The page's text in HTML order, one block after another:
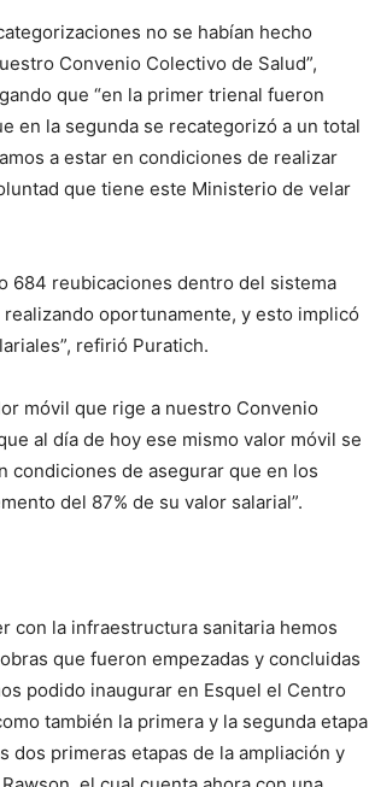
no se habían hecho
Convenio Colectivo de Salud”,
que “en la primer trienal fueron
en la segunda se recategorizó a un total
a estar en condiciones de realizar
que tiene este Ministerio de velar
684 reubicaciones dentro del sistema
oportunamente, y esto implicó
refirió Puratich.
móvil que rige a nuestro Convenio
al día de hoy ese mismo valor móvil se
condiciones de asegurar que en los
del 87% de su valor salarial”.
con la infraestructura sanitaria hemos
que fueron empezadas y concluidas
podido inaugurar en Esquel el Centro
también la primera y la segunda etapa
dos primeras etapas de la ampliación y